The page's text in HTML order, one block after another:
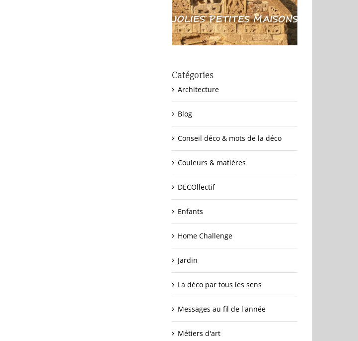
Catégories
Architecture
Blog
Conseil déco & mots de la déco
Couleurs & matières
DECOllectif
Enfants
Home Challenge
Jardin
La déco par tous les sens
Messages au fil de l'année
Métiers d'art